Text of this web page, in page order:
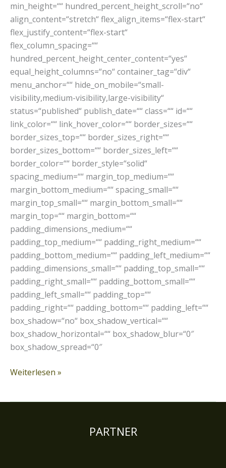
min_height=““ hundred_percent_height_scroll=“no“
align_content=“stretch“ flex_align_items=“flex-start“
flex_justify_content=“flex-start“
flex_column_spacing=““
hundred_percent_height_center_content=“yes“
equal_height_columns=“no“ container_tag=“div“
menu_anchor=““ hide_on_mobile=“small-
visibility,medium-visibility,large-visibility“
status=“published“ publish_date=““ class=““ id=““
link_color=““ link_hover_color=““ border_sizes=““
border_sizes_top=““ border_sizes_right=““
border_sizes_bottom=““ border_sizes_left=““
border_color=““ border_style=“solid“
spacing_medium=““ margin_top_medium=““
margin_bottom_medium=““ spacing_small=““
margin_top_small=““ margin_bottom_small=““
margin_top=““ margin_bottom=““
padding_dimensions_medium=““
padding_top_medium=““ padding_right_medium=““
padding_bottom_medium=““ padding_left_medium=““
padding_dimensions_small=““ padding_top_small=““
padding_right_small=““ padding_bottom_small=““
padding_left_small=““ padding_top=““
padding_right=““ padding_bottom=““ padding_left=““
box_shadow=“no“ box_shadow_vertical=““
box_shadow_horizontal=““ box_shadow_blur=“0″
box_shadow_spread=“0″
Weiterlesen »
PARTNER